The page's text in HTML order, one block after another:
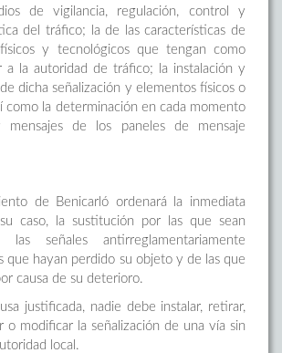
de vigilancia, regulación, control y
del tráfico; la de las características de
y tecnológicos que tengan como
a la autoridad de tráfico; la instalación y
dicha señalización y elementos físicos o
como la determinación en cada momento
de los paneles de mensaje
de Benicarló ordenará la inmediata
caso, la sustitución por las que sean
las señales antirreglamentariamente
que hayan perdido su objeto y de las que
causa de su deterioro.
justificada, nadie debe instalar, retirar,
o modificar la señalización de una vía sin
local.